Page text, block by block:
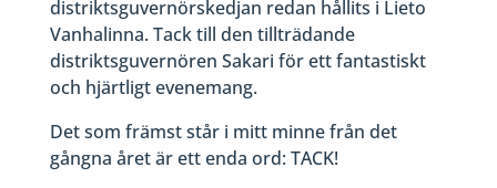
distriktsguvernörskedjan redan hållits i Lieto
Vanhalinna. Tack till den tillträdande
distriktsguvernören Sakari för ett fantastiskt
och hjärtligt evenemang.
Det som främst står i mitt minne från det
gångna året är ett enda ord: TACK!